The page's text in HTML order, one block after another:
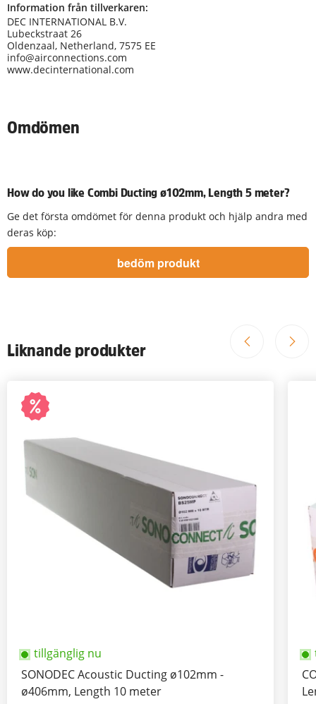
Information från tillverkaren:
DEC INTERNATIONAL B.V.
Lubeckstraat 26
Oldenzaal, Netherland, 7575 EE
info@airconnections.com
www.decinternational.com
Omdömen
How do you like Combi Ducting ø102mm, Length 5 meter?
Ge det första omdömet för denna produkt och hjälp andra med
deras köp:
Liknande produkter
tillgänglig nu
SONODEC Acoustic Ducting ø102mm -
ø406mm, Length 10 meter